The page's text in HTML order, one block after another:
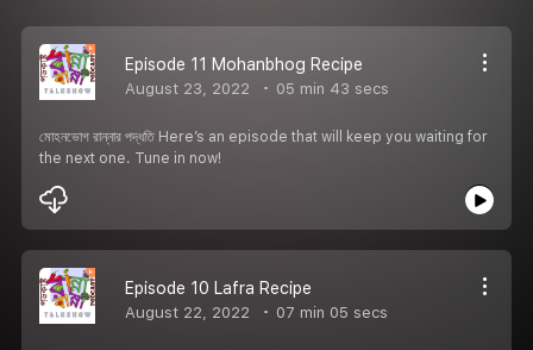
Episode 11 Mohanbhog Recipe
August 23, 2022 05 min 43 secs
মোহনভোগ রান্নার পদ্ধতি Here’s an episode that will keep you waiting for
the next one. Tune in now!
Episode 10 Lafra Recipe
August 22, 2022 07 min 05 secs